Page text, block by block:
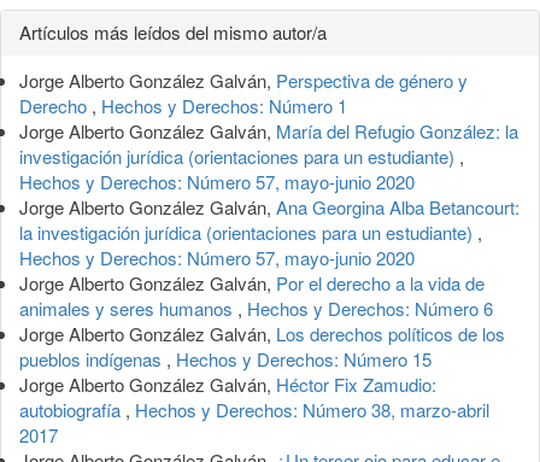
Detalles
del
artículo
Artículos más leídos del mismo autor/a
Jorge Alberto González Galván, Perspectiva de género y
Derecho , Hechos y Derechos: Número 1
Jorge Alberto González Galván, María del Refugio González: la
investigación jurídica (orientaciones para un estudiante) ,
Hechos y Derechos: Número 57, mayo-junio 2020
Jorge Alberto González Galván, Ana Georgina Alba Betancourt:
la investigación jurídica (orientaciones para un estudiante) ,
Hechos y Derechos: Número 57, mayo-junio 2020
Jorge Alberto González Galván, Por el derecho a la vida de
animales y seres humanos , Hechos y Derechos: Número 6
Jorge Alberto González Galván, Los derechos políticos de los
pueblos indígenas , Hechos y Derechos: Número 15
Jorge Alberto González Galván, Héctor Fix Zamudio:
autobiografía , Hechos y Derechos: Número 38, marzo-abril
2017